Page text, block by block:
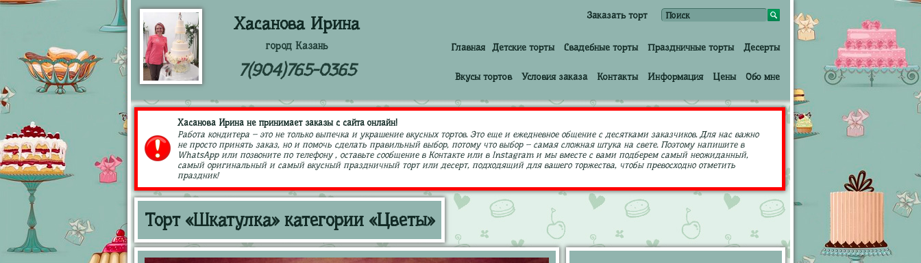
Хасанова Ирина
город Казань
7(904)765-0365
Заказать торт
Главная Детские торты Свадебные торты Праздничные торты Десерты
Вкусы тортов Условия заказа Контакты Информация Цены Обо мне
Хасанова Ирина не принимает заказы с сайта онлайн!
Работа кондитера – это не только выпечка и украшение вкусных тортов. Это еще и ежедневное общение с десятками заказчиков. Для нас важно
не просто принять заказ, но и помочь сделать правильный выбор, потому что выбор – самая сложная штука на свете. Поэтому напишите в
WhatsApp или позвоните по телефону , оставьте сообщение в Контакте или в Instagram и мы вместе с вами подберем самый неожиданный,
самый оригинальный и самый вкусный праздничный торт или десерт, подходящий для вашего торжества, чтобы превосходно отметить
праздник!
Торт «Шкатулка» категории «Цветы»